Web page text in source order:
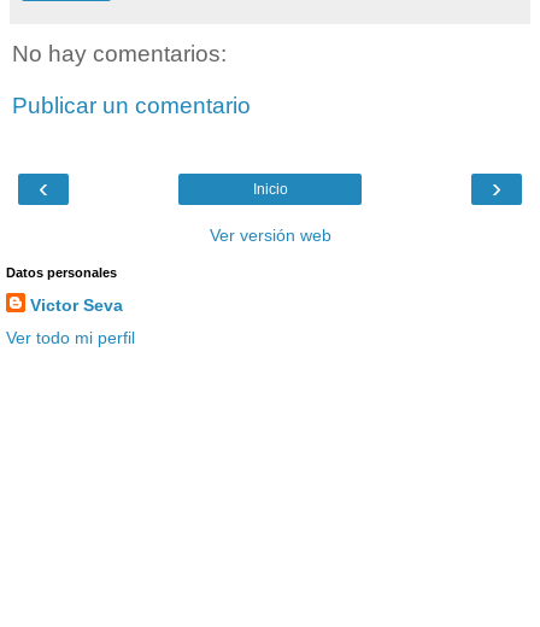
No hay comentarios:
Publicar un comentario
‹ ›
Inicio
Ver versión web
Datos personales
Victor Seva
Ver todo mi perfil